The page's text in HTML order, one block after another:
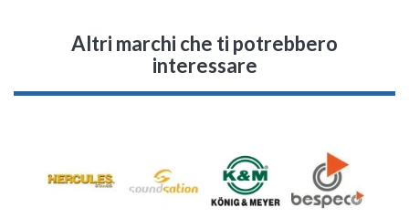
Altri marchi che ti potrebbero
interessare